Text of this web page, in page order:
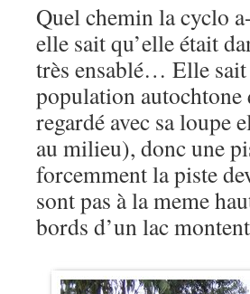
Quel chemin la cyclo
elle sait qu’elle était
très ensablé… Elle sait
population
regardé avec sa loupe
au milieu), donc une
forcemment la piste
sont pas à la meme
bords d’un lac